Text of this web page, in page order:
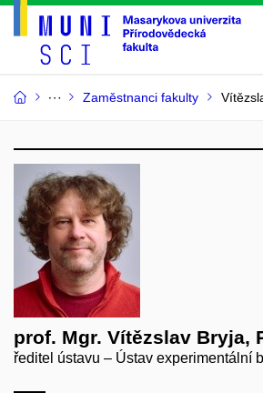
Zaměstnanci fakulty
prof. Mgr. Vítězslav Bryja,
ředitel ústavu – Ústav experimentální